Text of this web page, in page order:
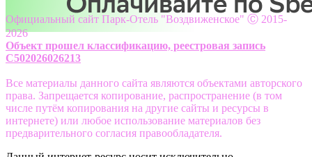
Официальный сайт Парк-Отель "Воздвиженское" Ⓒ 2015-
2026
Объект прошел классификацию, реестровая запись
С502026026213
Все материалы данного сайта являются объектами авторского
права. Запрещается копирование, распространение (в том
числе путём копирования на другие сайты и ресурсы в
интернете) или любое использование материалов без
предварительного согласия правообладателя.